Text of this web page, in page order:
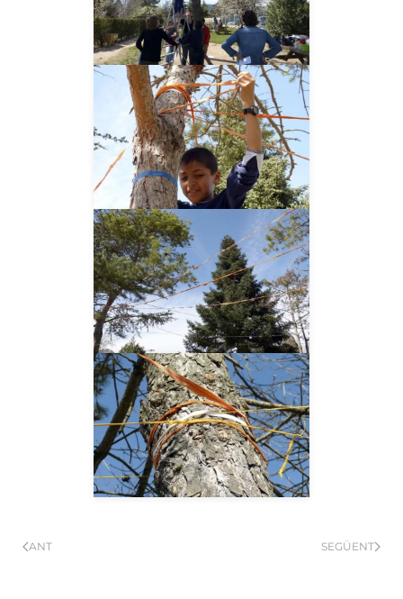
__AMPLIAR__
__AMPLIAR__
__AMPLIAR__
ANT SEGÜENT